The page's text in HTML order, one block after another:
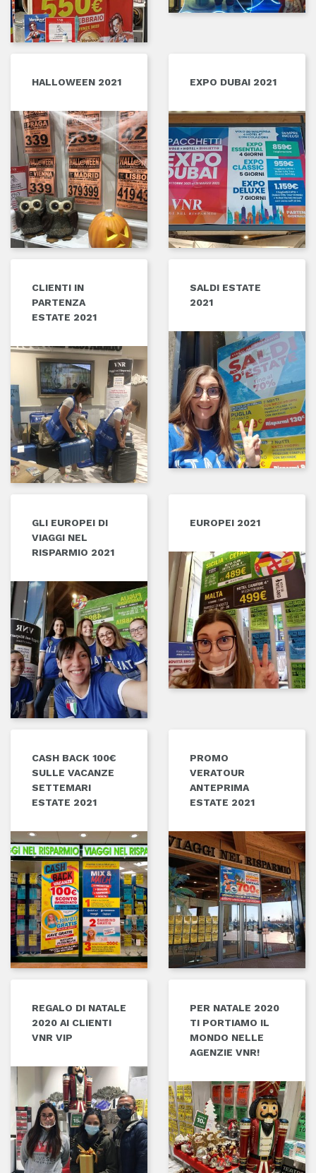
HALLOWEEN 2021 EXPO DUBAI 2021
CLIENTI IN
PARTENZA
ESTATE 2021
SALDI ESTATE
2021
GLI EUROPEI DI
VIAGGI NEL
RISPARMIO 2021
EUROPEI 2021
CASH BACK 100€
SULLE VACANZE
SETTEMARI
ESTATE 2021
PROMO
VERATOUR
ANTEPRIMA
ESTATE 2021
REGALO DI NATALE
2020 AI CLIENTI
VNR VIP
PER NATALE 2020
TI PORTIAMO IL
MONDO NELLE
AGENZIE VNR!